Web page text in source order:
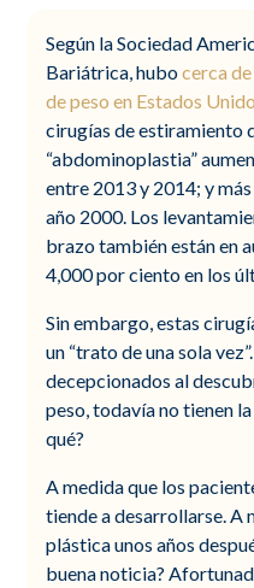
Según la Sociedad
Bariátrica, hubocerca
de peso en Estados
cirugías de estiramiento
“abdominoplastia”
entre 2013 y 2014; y
año 2000. Los
brazo también están en
4,000 por ciento en los
Sin embargo, estas
un “trato de una sola
decepcionados al
peso, todavía no tienen
qué?
A medida que los
tiende a desarrollarse. A
plástica unos años
buena noticia?